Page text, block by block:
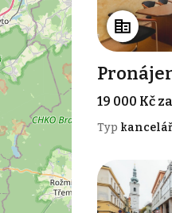
19 000 Kč
Typ